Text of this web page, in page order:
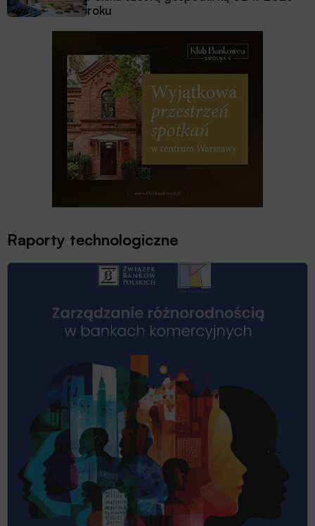
roku
Raporty technologiczne